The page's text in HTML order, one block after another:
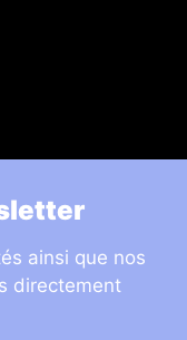
ainsi que nos
directement